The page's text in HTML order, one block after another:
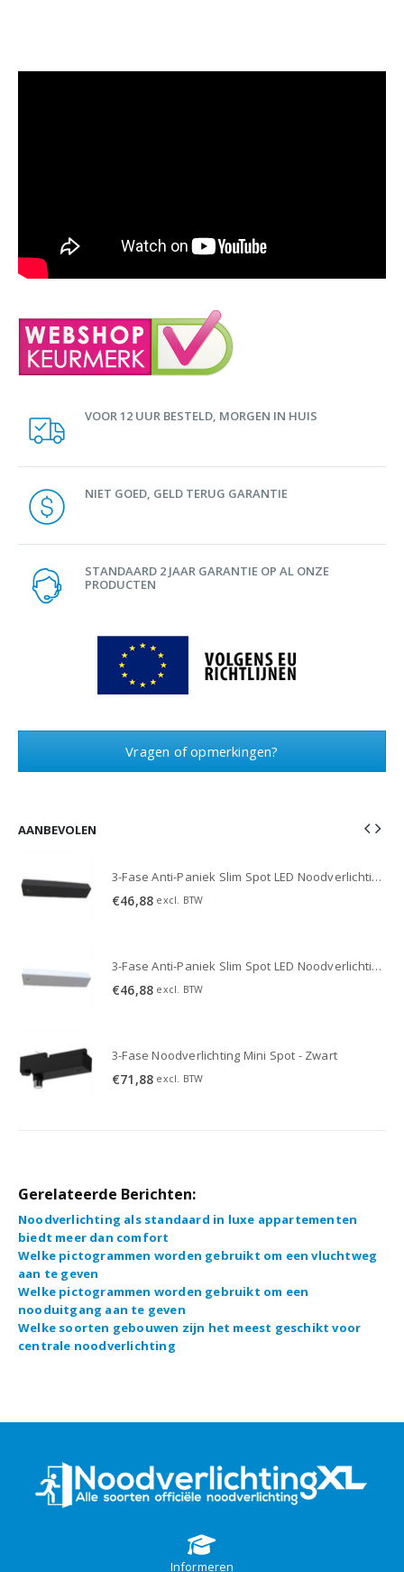
VOOR 12 UUR BESTELD, MORGEN IN HUIS
NIET GOED, GELD TERUG GARANTIE
STANDAARD 2 JAAR GARANTIE OP AL ONZE
PRODUCTEN
Vragen of opmerkingen?
AANBEVOLEN
3-Fase Anti-Paniek Slim Spot LED Noodverlichting 3W - Zwart
€46,88 excl. BTW
3-Fase Anti-Paniek Slim Spot LED Noodverlichting 3W - Wit
€46,88 excl. BTW
3-Fase Noodverlichting Mini Spot - Zwart
€71,88 excl. BTW
Gerelateerde Berichten:
Noodverlichting als standaard in luxe appartementen
biedt meer dan comfort
Welke pictogrammen worden gebruikt om een vluchtweg
aan te geven
Welke pictogrammen worden gebruikt om een
nooduitgang aan te geven
Welke soorten gebouwen zijn het meest geschikt voor
centrale noodverlichting
Informeren